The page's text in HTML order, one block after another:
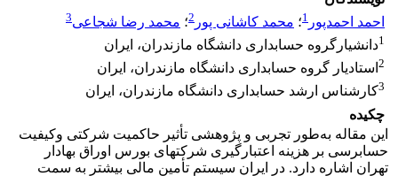
احمد احمدپور 1؛ محمد کاشانی پور 2؛ محمد رضا شجاعی3
1دانشیارگروه حسابداری دانشگاه مازندران، ایران
2 استادیار گروه حسابداری دانشگاه مازندران، ایران
3کارشناس ارشد حسابداری دانشگاه مازندران، ایران
چکیده
این مقاله به‌طور تجربی و پژوهشی تأثیر حاکمیت شرکتی وکیفیت
حسابرسی بر هزینه اعتبارگیری شرکت‎های بورس اوراق بهادار
تهران اشاره دارد. در ایران سیستم تأمین مالی بیشتر به سمت